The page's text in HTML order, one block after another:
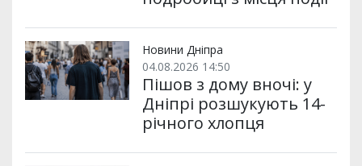
Новини Дніпра
04.08.2026 14:50
Пішов з дому вночі: у
Дніпрі розшукують 14-
річного хлопця